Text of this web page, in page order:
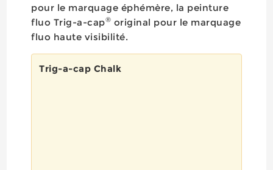
pour le marquage éphémère, la peinture
fluo Trig-a-cap® original pour le marquage
fluo haute visibilité.
Trig-a-cap Chalk